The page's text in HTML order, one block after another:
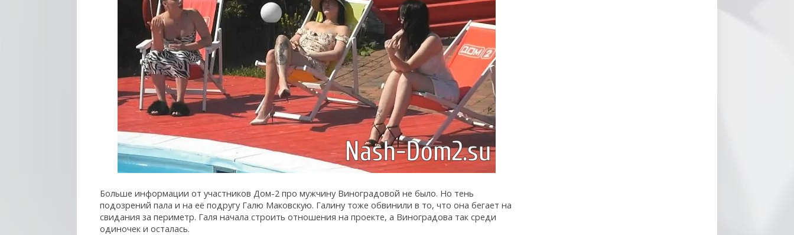
Больше информации от участников Дом-2 про мужчину Виноградовой не было. Но тень
подозрений пала и на её подругу Галю Маковскую. Галину тоже обвинили в то, что она бегает на
свидания за периметр. Галя начала строить отношения на проекте, а Виноградова так среди
одиночек и осталась.